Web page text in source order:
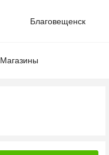
Благовещенск
Магазины